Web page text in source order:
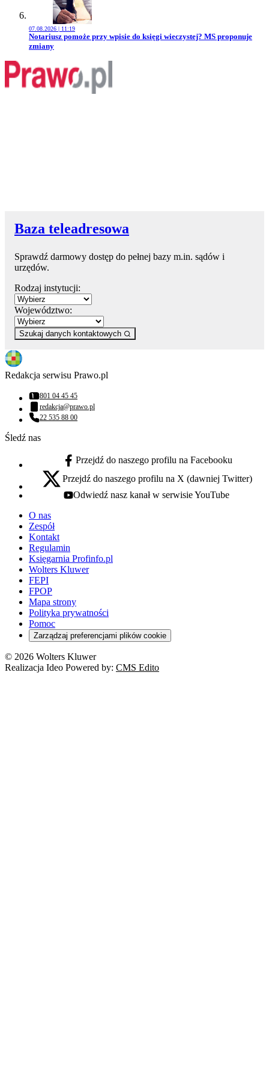
07.08.2026 | 11:19
Przejdź do artykułu:
Notariusz pomoże przy wpisie do księgi wieczystej? MS proponuje
zmiany
Baza teleadresowa
Sprawdź darmowy dostęp do pełnej bazy m.in. sądów i
urzędów.
Rodzaj instytucji:
Województwo:
Szukaj danych kontaktowych
Redakcja serwisu Prawo.pl
Numer telefonu:
801 04 45 45
Adres email:
redakcja@prawo.pl
Numer telefonu:
22 535 88 00
Śledź nas
facebook - otwiera się w nowej karcie
Przejdź do naszego profilu na Facebooku
x - otwiera się w nowej karcie
Przejdź do naszego profilu na X (dawniej Twitter)
youtube - otwiera się w nowej karcie
Odwiedź nasz kanał w serwisie YouTube
O nas
Zespół
Kontakt
Regulamin
Księgarnia Profinfo.pl
Wolters Kluwer
FEPI
FPOP
Mapa strony
Polityka prywatności
Pomoc
Zarządzaj preferencjami plików cookie
© 2026 Wolters Kluwer
Realizacja Ideo Powered by: CMS Edito